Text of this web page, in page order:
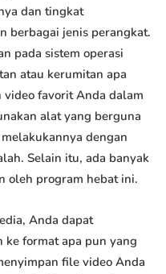
dan tingkat
berbagai jenis perangkat.
pada sistem operasi
atau kerumitan apa
favorit Anda dalam
alat yang berguna
dengan
Selain itu, ada banyak
oleh program hebat ini.
Anda dapat
format apa pun yang
file video Anda